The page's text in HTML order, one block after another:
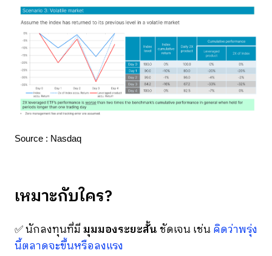
Source : Nasdaq
เหมาะกับใคร?
✅ นักลงทุนที่มีมุมมองระยะสั้นชัดเจน เช่น คิดว่าพรุ่ง
นี้ตลาดจะขึ้นหรือลงแรง